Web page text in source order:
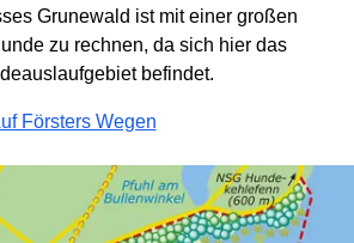
Grunewald ist mit einer großen
zu rechnen, da sich hier das
befindet.
Försters Wegen